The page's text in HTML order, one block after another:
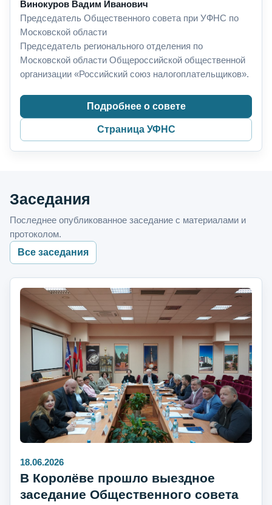
Винокуров Вадим Иванович
Председатель Общественного совета при УФНС по
Московской области
Председатель регионального отделения по
Московской области Общероссийской общественной
организации «Российский союз налогоплательщиков».
Подробнее о совете
Страница УФНС
Заседания
Последнее опубликованное заседание с материалами и
протоколом.
Все заседания
18.06.2026
В Королёве прошло выездное
заседание Общественного совета